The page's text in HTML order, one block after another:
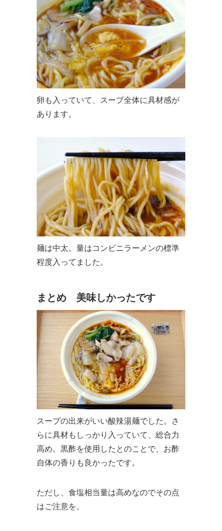
卵も入っていて、スープ全体に具材感が
あります。
麺は中太。量はコンビニラーメンの標準
程度入ってました。
まとめ 美味しかったです
スープの出来がいい酸辣湯麺でした。さ
らに具材もしっかり入っていて、総合力
高め。黒酢を使用したとのことで、お酢
自体の香りも良かったです。
ただし、食塩相当量は高めなのでその点
はご注意を。